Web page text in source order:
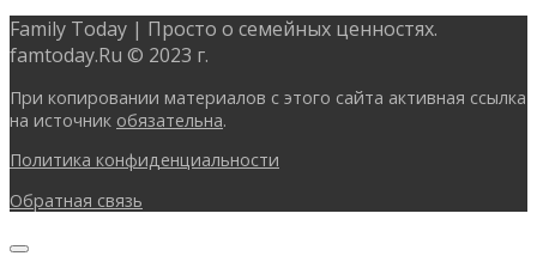
Family Today | Просто о семейных ценностях.
famtoday.Ru © 2023 г.
При копировании материалов с этого сайта активная ссылка
на источник обязательна.
Политика конфиденциальности
Обратная связь